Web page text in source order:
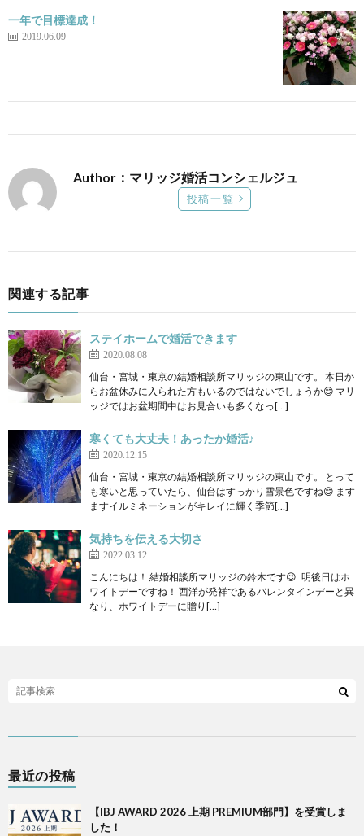
一年で目標達成！
2019.06.09
Author：マリッジ婚活コンシェルジュ
投稿一覧
関連する記事
ステイホームで婚活できます
2020.08.08
仙台・宮城・東京の結婚相談所マリッジの東山です。 本日か
らお盆休みに入られた方もいるのではないでしょうか😊 マリ
ッジではお盆期間中はお見合いも多くなっ[…]
寒くても大丈夫！あったか婚活♪
2020.12.15
仙台・宮城・東京の結婚相談所マリッジの東山です。 とって
も寒いと思っていたら、仙台はすっかり雪景色ですね😊 ます
ますイルミネーションがキレイに輝く季節[…]
気持ちを伝える大切さ
2022.03.12
こんにちは！ 結婚相談所マリッジの鈴木です😉 明後日はホ
ワイトデーですね！ 西洋が発祥であるバレンタインデーと異
なり、ホワイトデーに贈り[…]
最近の投稿
【IBJ AWARD 2026 上期 PREMIUM部門】を受賞しま
した！